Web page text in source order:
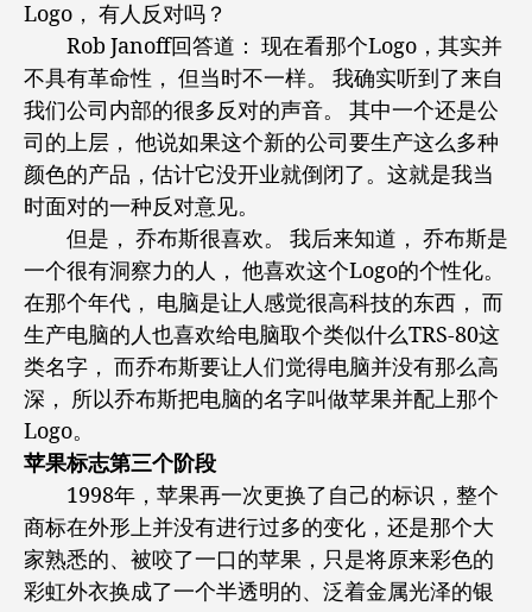
Logo， 有人反对吗？
Rob Janoff回答道： 现在看那个Logo，其实并
不具有革命性， 但当时不一样。 我确实听到了来自
我们公司内部的很多反对的声音。 其中一个还是公
司的上层， 他说如果这个新的公司要生产这么多种
颜色的产品，估计它没开业就倒闭了。这就是我当
时面对的一种反对意见。
但是， 乔布斯很喜欢。 我后来知道， 乔布斯是
一个很有洞察力的人， 他喜欢这个Logo的个性化。
在那个年代， 电脑是让人感觉很高科技的东西， 而
生产电脑的人也喜欢给电脑取个类似什么TRS-80这
类名字， 而乔布斯要让人们觉得电脑并没有那么高
深， 所以乔布斯把电脑的名字叫做苹果并配上那个
Logo。
苹果标志第三个阶段
1998年，苹果再一次更换了自己的标识，整个
商标在外形上并没有进行过多的变化，还是那个大
家熟悉的、被咬了一口的苹果，只是将原来彩色的
彩虹外衣换成了一个半透明的、泛着金属光泽的银